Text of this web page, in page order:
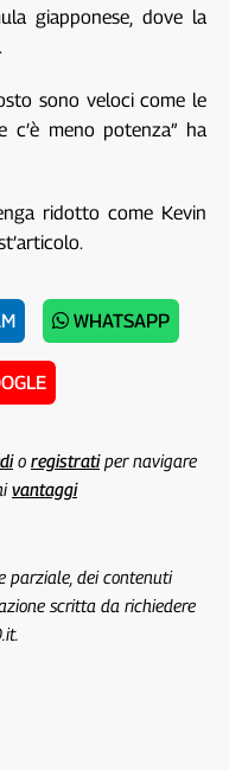
giapponese, dove la
sono veloci come le
c’è meno potenza” ha
ridotto come Kevin
WHATSAPP
o registratiper navigare
vantaggi
parziale, dei contenuti
scritta da richiedere